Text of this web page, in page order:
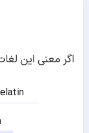
اگر معنی این